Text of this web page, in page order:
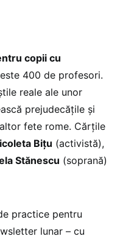
copii cu
400 de profesori.
reale ale unor
prejudecățile și
fete rome. Cărțile
Bițu (activistă),
Stănescu (soprană)
practice pentru
lunar – cu